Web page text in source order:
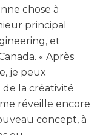
chose à
principal
et
« Après
je peux
la créativité
réveille encore
concept, à